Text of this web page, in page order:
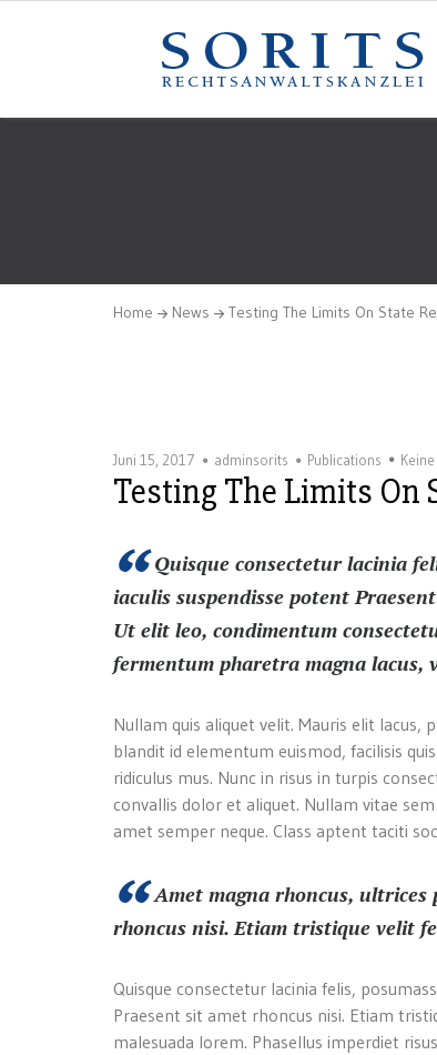
Home News Testing The Limits On State
Juni 15, 2017 adminsorits Publications
Testing The Limits On
Quisque consectetur lacinia
iaculis suspendisse potent
Ut elit leo, condimentum
fermentum pharetra magna lacus,
Nullam quis aliquet velit. Mauris elit
blandit id elementum euismod, facilisis
ridiculus mus. Nunc in risus in turpis
convallis dolor et aliquet. Nullam vitae
amet semper neque. Class aptent taciti
Amet magna rhoncus, ultrices
rhoncus nisi. Etiam tristique velit
Quisque consectetur lacinia felis,
Praesent sit amet rhoncus nisi. Etiam
malesuada lorem. Phasellus imperdiet